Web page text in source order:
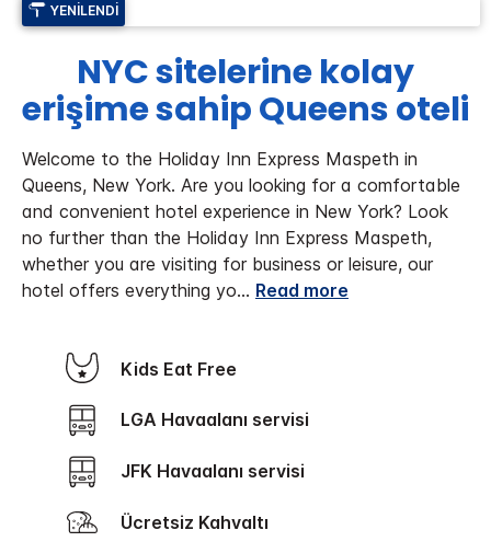
YENILENDI
NYC sitelerine kolay
erişime sahip Queens oteli
Welcome to the Holiday Inn Express Maspeth in
Queens, New York. Are you looking for a comfortable
and convenient hotel experience in New York? Look
no further than the Holiday Inn Express Maspeth,
whether you are visiting for business or leisure, our
hotel offers everything yo... Read more
Kids Eat Free
LGA Havaalanı servisi
JFK Havaalanı servisi
Ücretsiz Kahvaltı